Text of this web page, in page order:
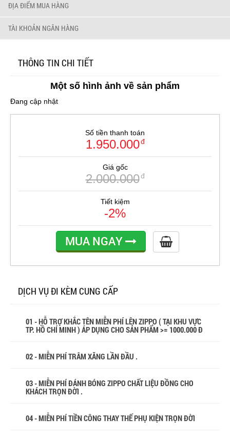
ĐỊA ĐIỂM MUA HÀNG
TÀI KHOẢN NGÂN HÀNG
THÔNG TIN CHI TIẾT
Một số hình ảnh về sản phẩm
Đang cập nhật
Số tiền thanh toán
1.950.000đ
Giá gốc
2.000.000đ
Tiết kiệm
-2%
MUA NGAY
DỊCH VỤ ĐI KÈM CUNG CẤP
01 - HỖ TRỢ KHẮC TÊN MIỄN PHÍ LÊN ZIPPO ( TẠI KHU VỰC
TP. HỒ CHÍ MINH ) ÁP DỤNG CHO SẢN PHẨM >= 1000.000 Đ
02 - MIỄN PHÍ TRÂM XĂNG LẦN ĐẦU .
03 - MIỄN PHÍ ĐÁNH BÓNG ZIPPO CHẤT LIỆU ĐỒNG CHO
KHÁCH TRỌN ĐỜI .
04 - MIỄN PHÍ TIỀN CÔNG THAY THẾ PHỤ KIỆN TRỌN ĐỜI